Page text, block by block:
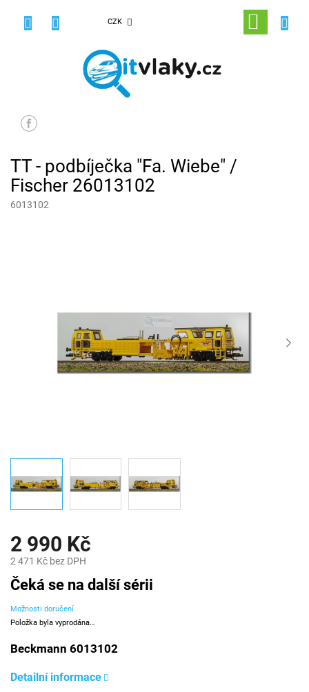
CZK
NÁKUPNÍ
KOŠÍK
TT - podbíječka "Fa. Wiebe" /
Fischer 26013102
6013102
2 990 Kč
2 471 Kč bez DPH
Měrná
cena:
Čeká se na další sérii
Možnosti doručení
Položka byla vyprodána…
Beckmann 6013102
Detailní informace